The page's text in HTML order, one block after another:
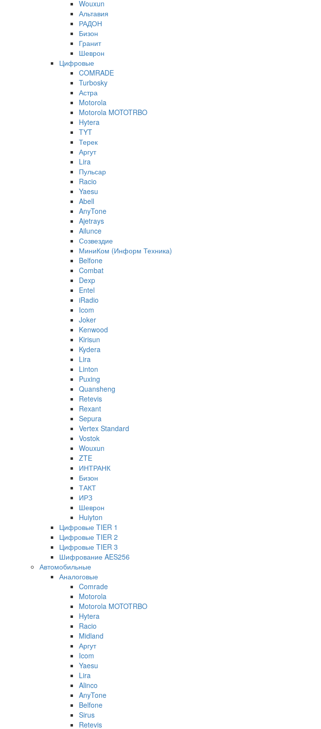
Wouxun
Альтавия
РАДОН
Бизон
Гранит
Шеврон
Цифровые
COMRADE
Turbosky
Астра
Motorola
Motorola MOTOTRBO
Hytera
TYT
Терек
Аргут
Lira
Пульсар
Racio
Yaesu
Abell
AnyTone
Ajetrays
Ailunce
Созвездие
МиниКом (Информ Техника)
Belfone
Combat
Dexp
Entel
iRadio
Icom
Joker
Kenwood
Kirisun
Kydera
Lira
Linton
Puxing
Quansheng
Retevis
Rexant
Sepura
Vertex Standard
Vostok
Wouxun
ZTE
ИНТРАНК
Бизон
ТАКТ
ИРЗ
Шеврон
Huiyton
Цифровые TIER 1
Цифровые TIER 2
Цифровые TIER 3
Шифрование AES256
Автомобильные
Аналоговые
Comrade
Motorola
Motorola MOTOTRBO
Hytera
Racio
Midland
Аргут
Icom
Yaesu
Lira
Alinco
AnyTone
Belfone
Sirus
Retevis